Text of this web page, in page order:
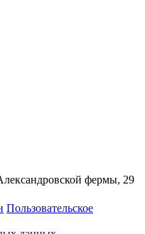
фермы, 29
Пользовательское